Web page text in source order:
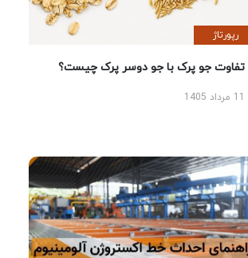
رپورتاژ
تفاوت جو پرک با جو دوسر پرک چیست؟